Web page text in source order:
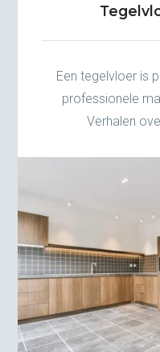
Een tegelvloer is
professionele
Verhalen